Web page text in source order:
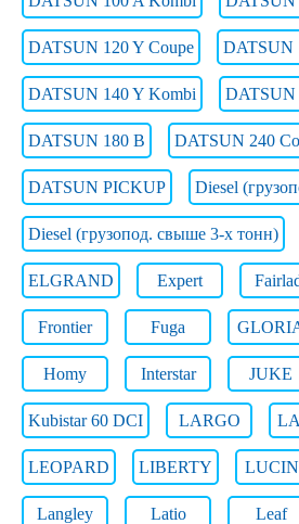
DATSUN 120 Y Coupe DATSUN
DATSUN 140 Y Kombi DATSUN
DATSUN 180 B DATSUN 240
DATSUN PICKUP Diesel
Diesel (грузопод. свыше 3-х тонн)
ELGRAND Expert
Frontier Fuga
Homy Interstar JUKE
Kubistar 60 DCI LARGO
LEOPARD LIBERTY
Langley Latio Leaf